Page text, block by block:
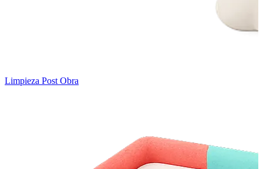
Limpieza Post Obra